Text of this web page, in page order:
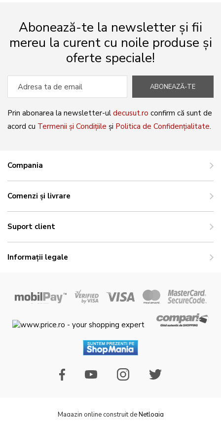
Abonează-te la newsletter și fii
mereu la curent cu noile produse și
oferte speciale!
ABONEAZĂ-TE
Prin abonarea la newsletter-ul decusut.ro confirm că sunt de
acord cu Termenii și Condițiile și Politica de Confidențialitate.
Compania
Comenzi și livrare
Suport client
Informații legale
Magazin online construit deNetlogiq